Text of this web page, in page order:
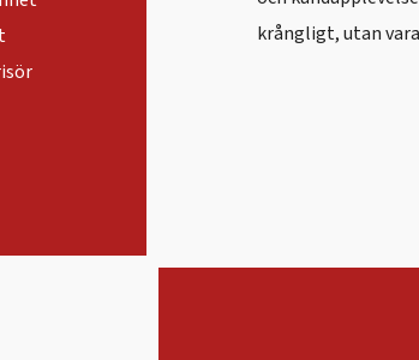
krångligt, utan